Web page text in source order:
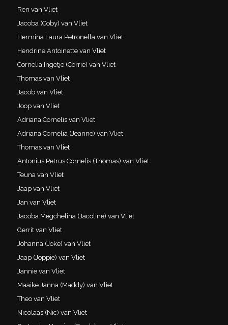
Ren van Vliet
Jacoba (Coby) van Vliet
Hermina Laura Petronella van Vliet
Hendrine Antoinette van Vliet
Cornelia Ingetje (Corrie) van Vliet
Thomas van Vliet
Jacob van Vliet
Joop van Vliet
Adriana Cornelis van Vliet
Adriana Cornelia (Jeanne) van Vliet
Thomas van Vliet
Antonius Petrus Cornelis (Thomas) van Vliet
Teuna van Vliet
Jaap van Vliet
Jan van Vliet
Jacoba Megchelina (Jacoline) van Vliet
Gerrit van Vliet
Johanna (Joke) van Vliet
Jaap (Joppie) van Vliet
Jannie van Vliet
Maaike Janna (Maddy) van Vliet
Theo van Vliet
Nicolaas (Nic) van Vliet